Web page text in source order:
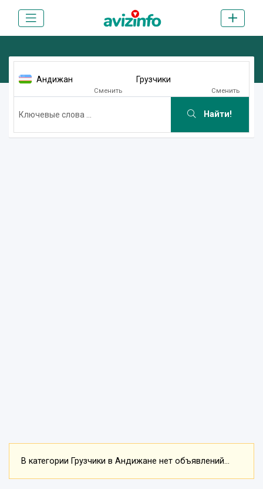
Андижан
Сменить
Грузчики
Сменить
Найти!
В категории Грузчики в Андижане нет объявлений...